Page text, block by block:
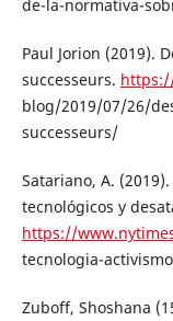
de-la-normativa-
Paul Jorion (2019).
successeurs.
blog/2019/07/26/
successeurs/
Satariano, A.
tecnológicos y
https://
tecnologia-
Zuboff, Shoshana